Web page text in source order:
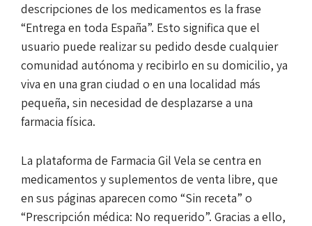
descripciones de los medicamentos es la frase
“Entrega en toda España”. Esto significa que el
usuario puede realizar su pedido desde cualquier
comunidad autónoma y recibirlo en su domicilio, ya
viva en una gran ciudad o en una localidad más
pequeña, sin necesidad de desplazarse a una
farmacia física.
La plataforma de Farmacia Gil Vela se centra en
medicamentos y suplementos de venta libre, que
en sus páginas aparecen como “Sin receta” o
“Prescripción médica: No requerido”. Gracias a ello,